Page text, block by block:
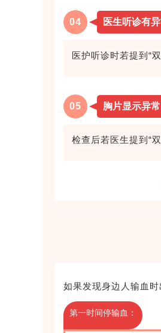
04 医生听诊有
医护听诊时若提到“
05 胸片显示异常
检查后若医生提到“
如果发现身边人输血
第一时间停输血：